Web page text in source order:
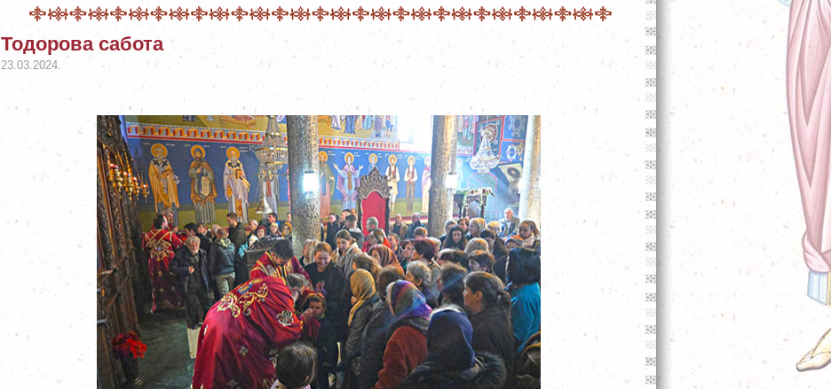
Тодорова сабота
23.03.2024.